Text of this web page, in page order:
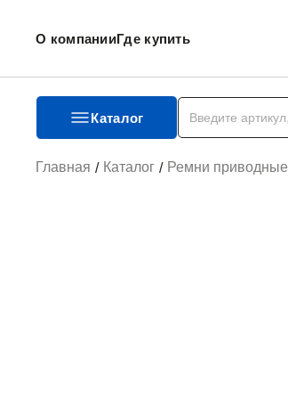
О компанииГде купить
Каталог
Главная Каталог Ремни приводные